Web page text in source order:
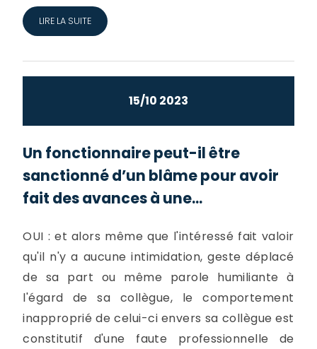
LIRE LA SUITE
15/10 2023
Un fonctionnaire peut-il être
sanctionné d’un blâme pour avoir
fait des avances à une...
OUI : et alors même que l'intéressé fait valoir
qu'il n'y a aucune intimidation, geste déplacé
de sa part ou même parole humiliante à
l'égard de sa collègue, le comportement
inapproprié de celui-ci envers sa collègue est
constitutif d'une faute professionnelle de